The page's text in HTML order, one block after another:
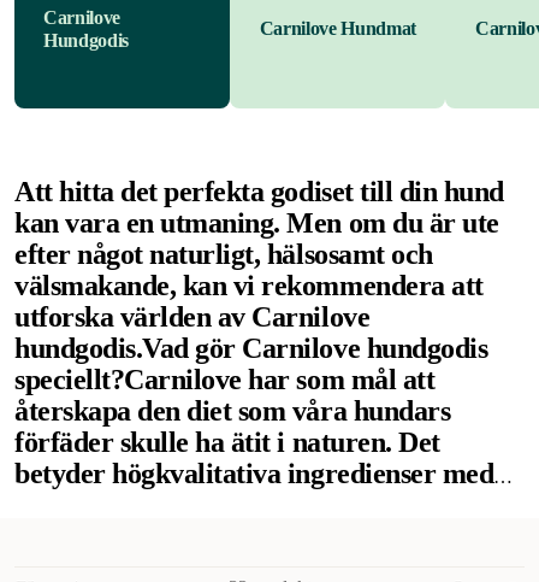
Carnilove
Hundgodis
Carnilove Hundmat
Att hitta det perfekta godiset till din hund
kan vara en utmaning. Men om du är ute
efter något naturligt, hälsosamt och
välsmakande, kan vi rekommendera att
utforska världen av Carnilove
hundgodis.Vad gör Carnilove hundgodis
speciellt?Carnilove har som mål att
återskapa den diet som våra hundars
förfäder skulle ha ätit i naturen. Det
betyder högkvalitativa ingredienser med